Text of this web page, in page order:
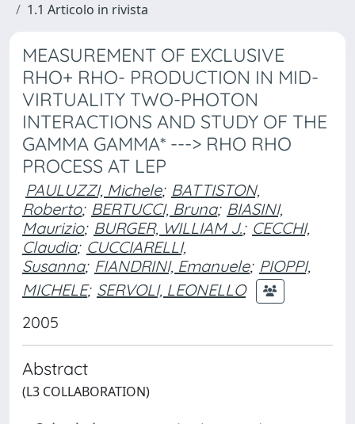
1.1 Articolo in rivista
MEASUREMENT OF EXCLUSIVE
RHO+ RHO- PRODUCTION IN MID-
VIRTUALITY TWO-PHOTON
INTERACTIONS AND STUDY OF THE
GAMMA GAMMA* ---> RHO RHO
PROCESS AT LEP
PAULUZZI, Michele; BATTISTON,
Roberto; BERTUCCI, Bruna; BIASINI,
Maurizio; BURGER, WILLIAM J.; CECCHI,
Claudia; CUCCIARELLI,
Susanna; FIANDRINI, Emanuele; PIOPPI,
MICHELE; SERVOLI, LEONELLO
2005
Abstract
(L3 COLLABORATION)